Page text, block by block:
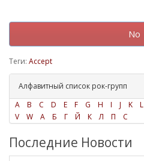
No
Теги: Accept
Алфавитный список рок-групп
A
B C D E F G H I J K L
V
W А Б Г Й К Л П С
Последние Новости